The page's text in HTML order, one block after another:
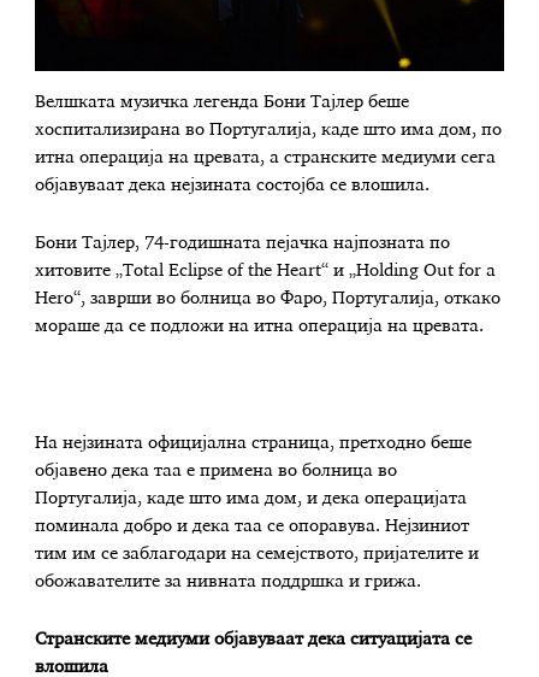
Велшката музичка легенда Бони Тајлер беше
хоспитализирана во Португалија, каде што има дом, по
итна операција на цревата, а странските медиуми сега
објавуваат дека нејзината состојба се влошила.
Бони Тајлер, 74-годишната пејачка најпозната по
хитовите „Total Eclipse of the Heart“ и „Holding Out for a
Hero“, заврши во болница во Фаро, Португалија, откако
мораше да се подложи на итна операција на цревата.
На нејзината официјална страница, претходно беше
објавено дека таа е примена во болница во
Португалија, каде што има дом, и дека операцијата
поминала добро и дека таа се опоравува. Нејзиниот
тим им се заблагодари на семејството, пријателите и
обожавателите за нивната поддршка и грижа.
Странските медиуми објавуваат дека ситуацијата се
влошила